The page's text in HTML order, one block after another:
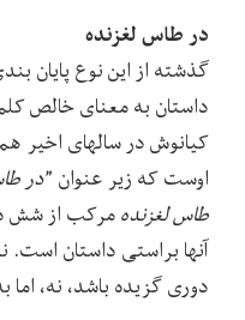
در طاس لغزنده
گذشته از این نوع پایان
داستان به معنای خالص
کیانوش در سالهای اخیر
اوست که زیر عنوان ”در
طاس لغزندهمرکب از شش
آنها براستی داستان است.
دوری گزیده باشد، نه،